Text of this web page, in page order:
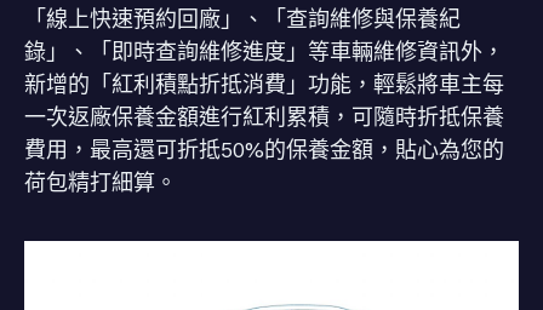
「線上快速預約回廠」、「查詢維修與保養紀
錄」、「即時查詢維修進度」等車輛維修資訊外，
新增的「紅利積點折抵消費」功能，輕鬆將車主每
一次返廠保養金額進行紅利累積，可隨時折抵保養
費用，最高還可折抵50%的保養金額，貼心為您的
荷包精打細算。